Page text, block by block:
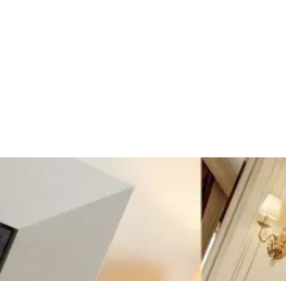
sağlık